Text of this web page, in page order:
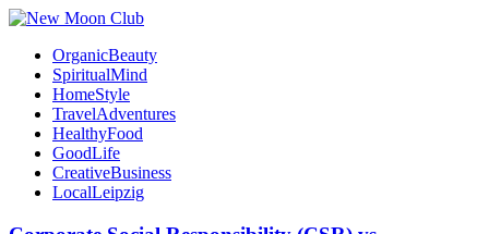
OrganicBeauty
SpiritualMind
HomeStyle
TravelAdventures
HealthyFood
GoodLife
CreativeBusiness
LocalLeipzig